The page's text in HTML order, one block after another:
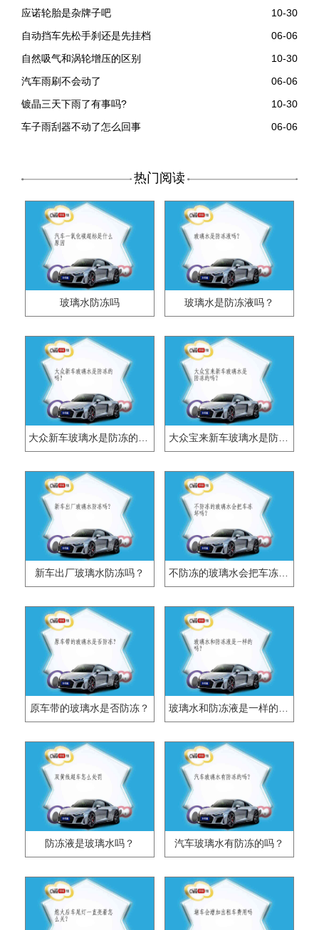
应诺轮胎是杂牌子吧
10-30
自动挡车先松手刹还是先挂档
06-06
自然吸气和涡轮增压的区别
10-30
汽车雨刷不会动了
06-06
镀晶三天下雨了有事吗?
10-30
车子雨刮器不动了怎么回事
06-06
热门阅读
玻璃水防冻吗 玻璃水是防冻液吗？
大众新车玻璃水是防冻的吗？ 大众宝来新车玻璃水是防冻的吗？
新车出厂玻璃水防冻吗？ 不防冻的玻璃水会把车冻坏吗？
原车带的玻璃水是否防冻？ 玻璃水和防冻液是一样的吗？
防冻液是玻璃水吗？ 汽车玻璃水有防冻的吗？